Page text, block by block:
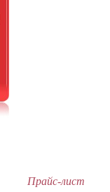
Прайс-лист